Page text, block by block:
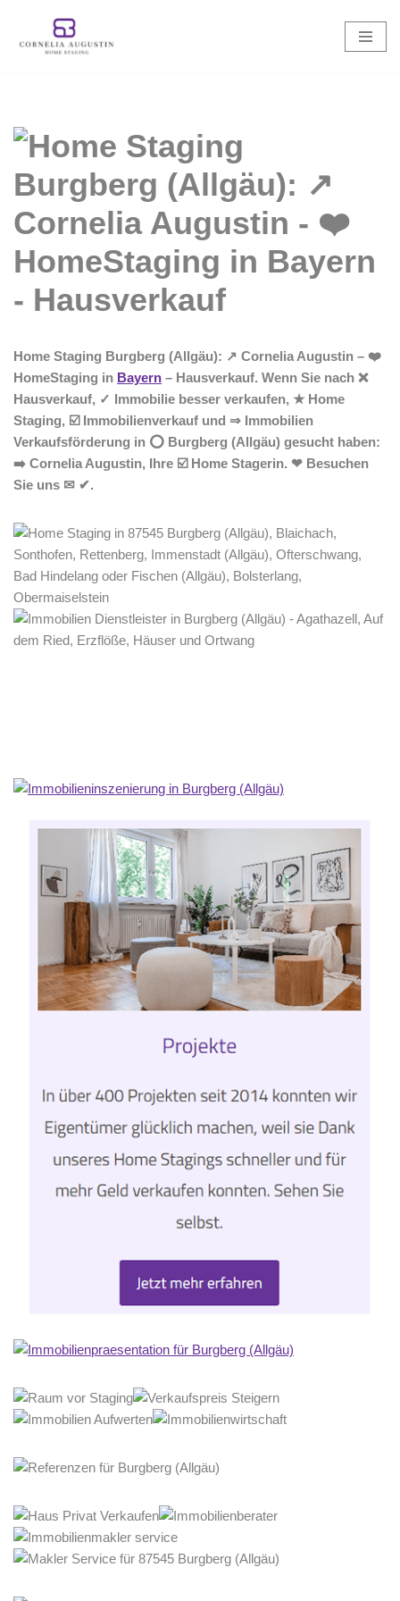
Zum
Home Staging Burgberg (Allgäu): ↗️ Cornelia Augustin – ❤️
HomeStaging in Bayern – Hausverkauf. Wenn Sie nach ❌
Hausverkauf, ✓ Immobilie besser verkaufen, ★ Home
Staging, ☑️ Immobilienverkauf und ⇒ Immobilien
Verkaufsförderung in ⭕ Burgberg (Allgäu) gesucht haben:
➡️ Cornelia Augustin, Ihre ☑️ Home Stagerin. ❤ Besuchen
Sie uns ✉ ✔.